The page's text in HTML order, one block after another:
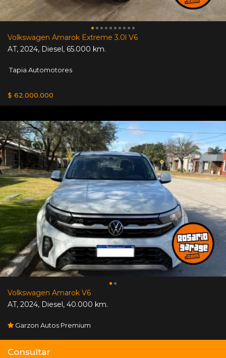
Volkswagen Amarok Extreme 3.0l V6
AT, 2024, Diesel, 65.000 km.
Tapia Automotores
$ 62.000.000
Volkswagen Amarok V6
AT, 2024, Diesel, 40.000 km.
Garzon Autos Premium
Consultar